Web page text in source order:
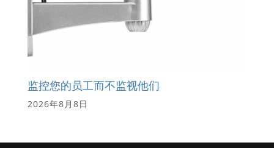
监控您的员工而不监视他们
2026年8月8日